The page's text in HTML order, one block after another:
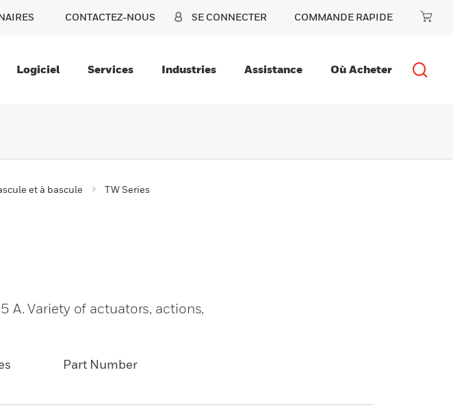
CONTACTEZ-NOUS SE CONNECTER COMMANDE RAPIDE
Logiciel Services Industries Assistance Où Acheter
et à bascule TW Series
A. Variety of actuators, actions,
Part Number